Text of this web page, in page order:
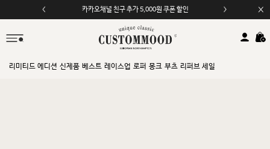
카카오채널 친구 추가 5,000원 쿠폰 할인
모바일 앱 자동 2,000원 할인
리미티드 에디션 신제품 베스트 레이스업 로퍼 몽크 부츠 리퍼브 세일